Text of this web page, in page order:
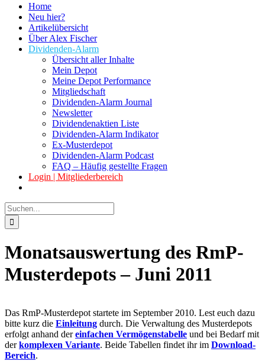
Home
Neu hier?
Artikelübersicht
Über Alex Fischer
Dividenden-Alarm
Übersicht aller Inhalte
Mein Depot
Meine Depot Performance
Mitgliedschaft
Dividenden-Alarm Journal
Newsletter
Dividendenaktien Liste
Dividenden-Alarm Indikator
Ex-Musterdepot
Dividenden-Alarm Podcast
FAQ – Häufig gestellte Fragen
Login | Mitgliederbereich
Suche
nach:
Monatsauswertung des RmP-
Musterdepots – Juni 2011
Das RmP-Musterdepot startete im September 2010. Lest euch dazu
bitte kurz die Einleitung durch. Die Verwaltung des Musterdepots
erfolgt anhand dereinfachen Vermögenstabelle und bei Bedarf mit
derkomplexen Variante. Beide Tabellen findet ihr im Download-
Bereich.